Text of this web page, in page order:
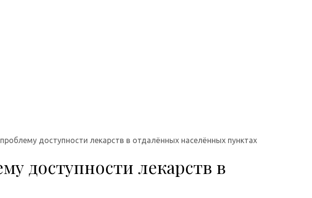
доступности лекарств в отдалённых населённых пунктах
доступности лекарств в